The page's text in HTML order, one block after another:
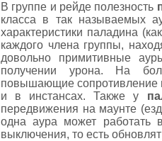
В группе и рейде полезность
класса в так называемых
характеристики паладина
каждого члена группы,
довольно примитивные
получении урона. На
повышающие сопротивление
и в инстансах. Также у
передвижения на маунте
одна аура может работать
выключения, то есть